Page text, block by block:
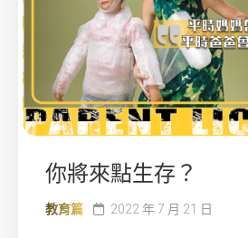
你將來點生存？
教育篇 2022 年 7 月 21 日